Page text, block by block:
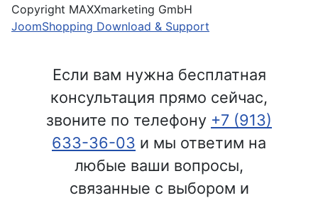
Copyright MAXXmarketing GmbH
JoomShopping Download & Support
Если вам нужна бесплатная
консультация прямо сейчас,
звоните по телефону +7 (913)
633-36-03 и мы ответим на
любые ваши вопросы,
связанные с выбором и